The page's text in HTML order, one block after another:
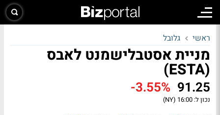
ראשי גלובל
מניית אסטבלישמנט לאבס
(ESTA)
91.25
-3.55%
נכון ל: 16:00 (NY)